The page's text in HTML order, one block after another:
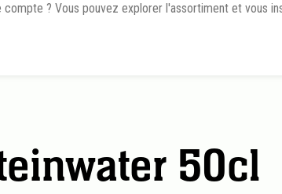
? Vous pouvez explorer l'assortiment et vous
50cl